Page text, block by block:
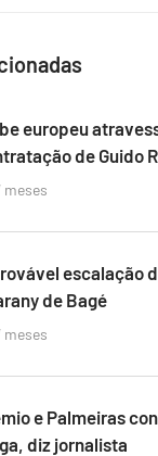
europeu
de Guido
meses
escalação
de Bagé
meses
e Palmeiras
diz jornalista